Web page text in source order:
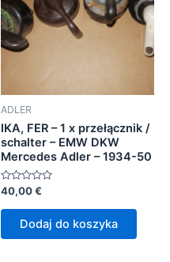
ADLER
IKA, FER – 1 x przełącznik /
schalter – EMW DKW
Mercedes Adler – 1934-50
Oceniono
na
40,00€
Dodaj do koszyka